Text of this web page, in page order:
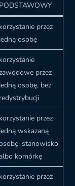
PODSTAWOWY
korzystanie przez
jedną osobę
korzystanie
przez
jedną osobę, bez
redystrybucji
korzystanie przez
jedną wskazaną
stanowisko
komórkę
korzystanie przez